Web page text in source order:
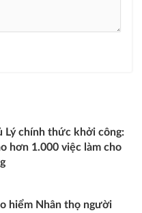
Lý chính thức khởi công:
hơn 1.000 việc làm cho
hiểm Nhân thọ người